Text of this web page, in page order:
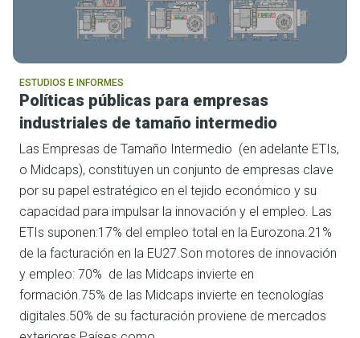
ESTUDIOS E INFORMES
Políticas públicas para empresas
industriales de tamaño intermedio
Las Empresas de Tamaño Intermedio (en adelante ETIs,
o Midcaps), constituyen un conjunto de empresas clave
por su papel estratégico en el tejido económico y su
capacidad para impulsar la innovación y el empleo. Las
ETIs suponen:17% del empleo total en la Eurozona.21%
de la facturación en la EU27.Son motores de innovación
y empleo: 70% de las Midcaps invierte en
formación.75% de las Midcaps invierte en tecnologías
digitales.50% de su facturación proviene de mercados